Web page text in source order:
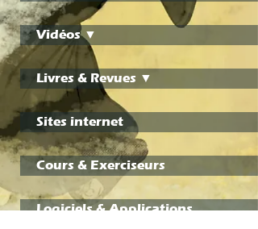
Vidéos ▼
Livres & Revues ▼
Sites internet
Cours & Exerciseurs
Logiciels & Applications